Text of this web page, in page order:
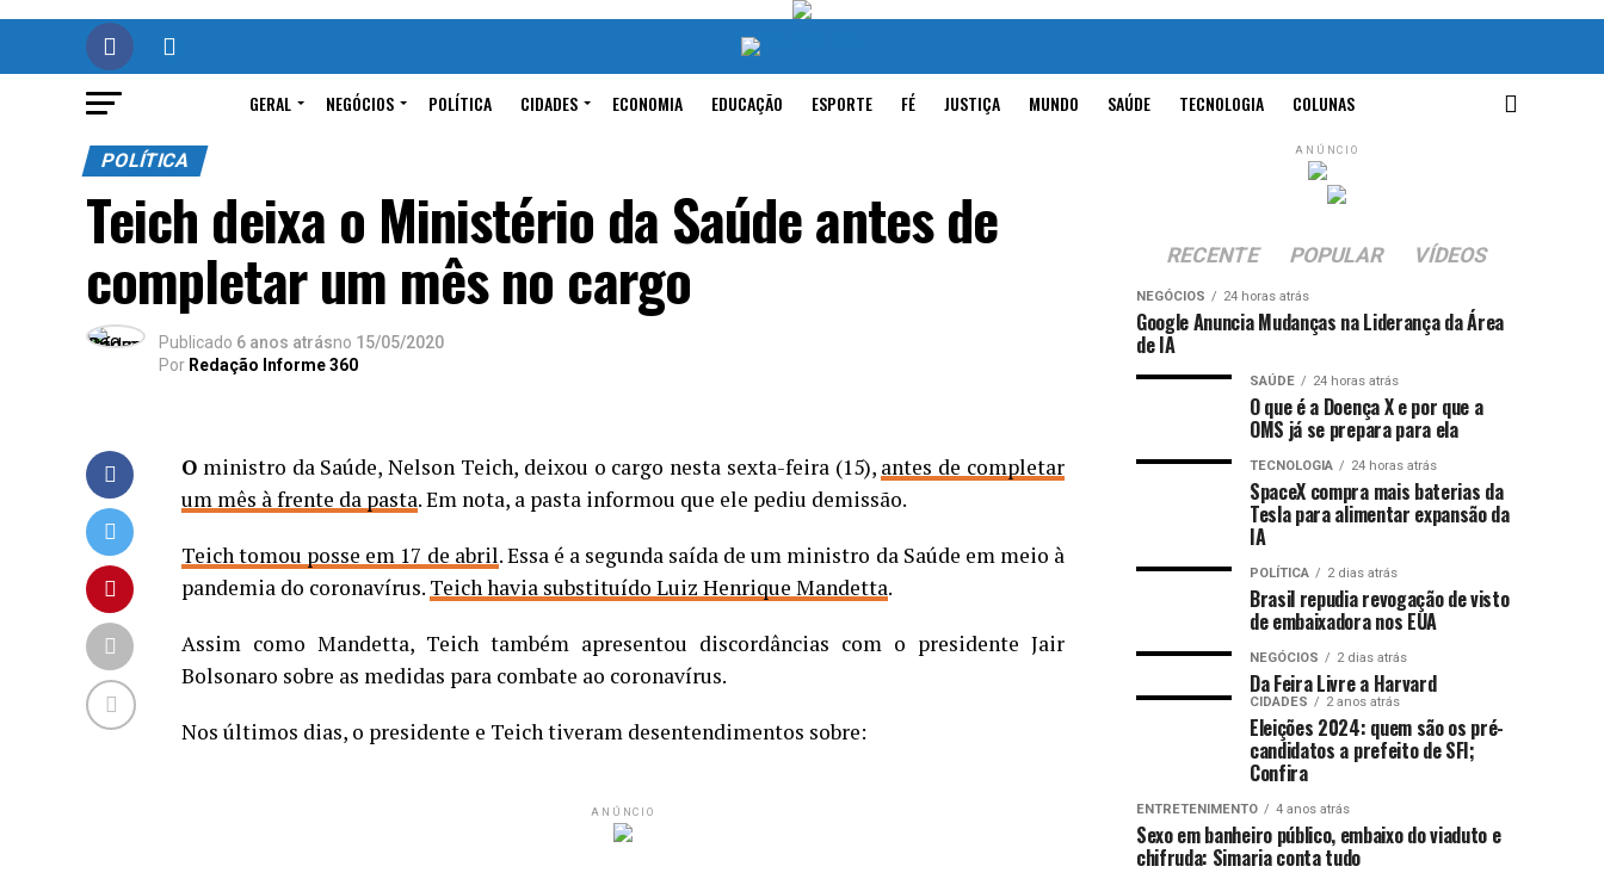
GERAL NEGÓCIOS POLÍTICA CIDADES ECONOMIA EDUCAÇÃO ESPORTE FÉ JUSTIÇA MUNDO SAÚDE TECNOLOGIA COLUNAS
POLÍTICA
Teich deixa o Ministério da Saúde antes de
completar um mês no cargo
Publicado 6 anos atrásno 15/05/2020
Por Redação Informe 360
O ministro da Saúde, Nelson Teich, deixou o cargo nesta sexta-feira (15), antes de completar
um mês à frente da pasta. Em nota, a pasta informou que ele pediu demissão.
Teich tomou posse em 17 de abril. Essa é a segunda saída de um ministro da Saúde em meio à
pandemia do coronavírus. Teich havia substituído Luiz Henrique Mandetta.
Assim como Mandetta, Teich também apresentou discordâncias com o presidente Jair
Bolsonaro sobre as medidas para combate ao coronavírus.
Nos últimos dias, o presidente e Teich tiveram desentendimentos sobre:
ANÚNCIO
ANÚNCIO
RECENTE POPULAR VÍDEOS
NEGÓCIOS 24 horas atrás
Google Anuncia Mudanças na Liderança da Área
de IA
SAÚDE 24 horas atrás
O que é a Doença X e por que a
OMS já se prepara para ela
TECNOLOGIA 24 horas atrás
SpaceX compra mais baterias da
Tesla para alimentar expansão da
IA
POLÍTICA 2 dias atrás
Brasil repudia revogação de visto
de embaixadora nos EUA
NEGÓCIOS 2 dias atrás
Da Feira Livre a Harvard
CIDADES 2 anos atrás
Eleições 2024: quem são os pré-
candidatos a prefeito de SFI;
Confira
ENTRETENIMENTO 4 anos atrás
Sexo em banheiro público, embaixo do viaduto e
chifruda: Simaria conta tudo